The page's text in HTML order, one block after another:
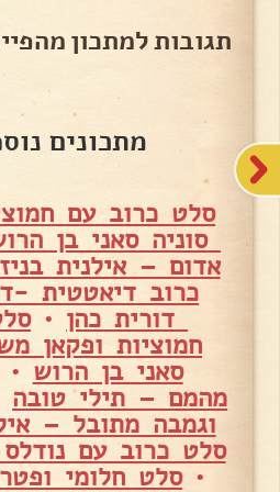
תגובות למתכון
מתכונים
סלט כרוב עם
סוניה סאני בן
אדום – אילנית
כרוב דיאטטית -
דורית כהן •
חמוציות ופקאן
סאני בן הרוש
מהמם – תילי טובה
וגמבה מתובל –
סלט כרוב עם
•סלט חלומי